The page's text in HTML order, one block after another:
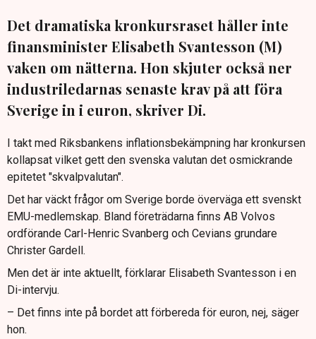
Det dramatiska kronkursraset håller inte
finansminister Elisabeth Svantesson (M)
vaken om nätterna. Hon skjuter också ner
industriledarnas senaste krav på att föra
Sverige in i euron, skriver Di.
I takt med Riksbankens inflationsbekämpning har kronkursen
kollapsat vilket gett den svenska valutan det osmickrande
epitetet "skvalpvalutan".
Det har väckt frågor om Sverige borde överväga ett svenskt
EMU-medlemskap. Bland företrädarna finns AB Volvos
ordförande Carl-Henric Svanberg och Cevians grundare
Christer Gardell.
Men det är inte aktuellt, förklarar Elisabeth Svantesson i en
Di-intervju.
– Det finns inte på bordet att förbereda för euron, nej, säger
hon.